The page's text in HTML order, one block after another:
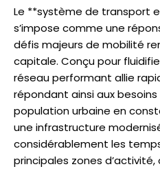
Le **système de transport
s’impose comme une
défis majeurs de mobilité
capitale. Conçu pour
réseau performant allie
répondant ainsi aux besoins
population urbaine en
une infrastructure
considérablement les
principales zones